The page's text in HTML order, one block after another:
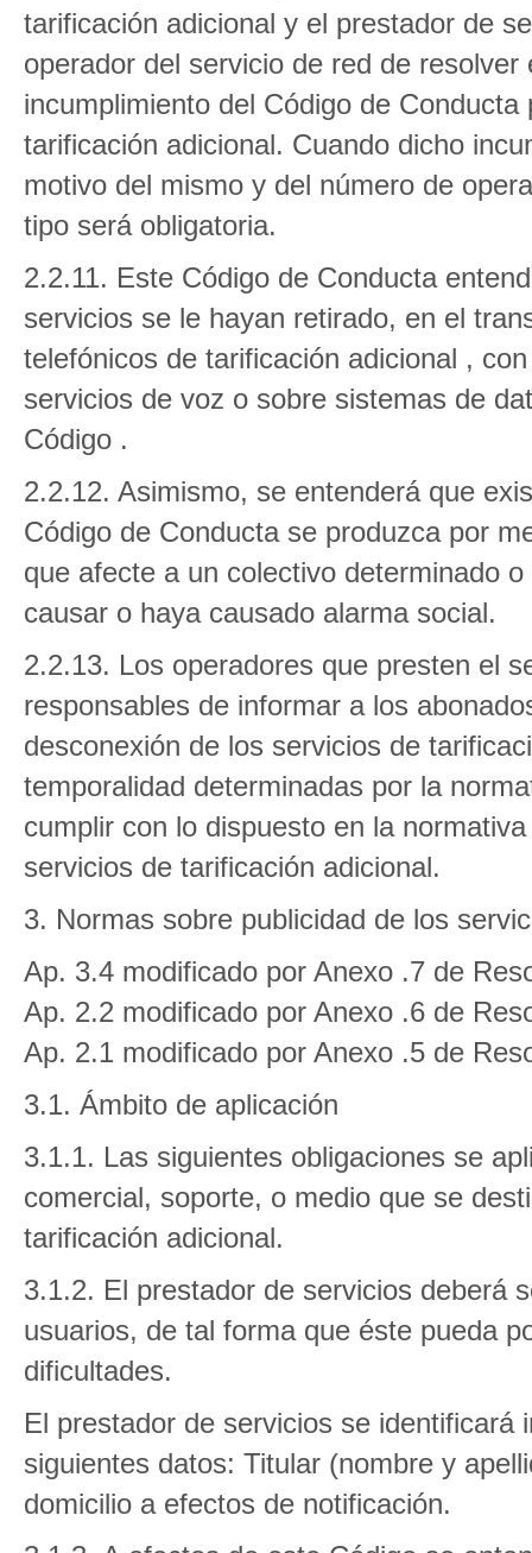
tarificación adicional y el prestador de
operador del servicio de red de
incumplimiento del Código de
tarificación adicional. Cuando dicho
motivo del mismo y del número de
tipo será obligatoria.
2.2.11. Este Código de Conducta
servicios se le hayan retirado, en el
telefónicos de tarificación adicional ,
servicios de voz o sobre sistemas de
Código .
2.2.12. Asimismo, se entenderá que
Código de Conducta se produzca por
que afecte a un colectivo determinado
causar o haya causado alarma social.
2.2.13. Los operadores que presten el
responsables de informar a los
desconexión de los servicios de
temporalidad determinadas por la
cumplir con lo dispuesto en la
servicios de tarificación adicional.
3. Normas sobre publicidad de los
Ap. 3.4 modificado por Anexo .7 de
Ap. 2.2 modificado por Anexo .6 de
Ap. 2.1 modificado por Anexo .5 de
3.1. Ámbito de aplicación
3.1.1. Las siguientes obligaciones se
comercial, soporte, o medio que se
tarificación adicional.
3.1.2. El prestador de servicios deberá
usuarios, de tal forma que éste pueda
dificultades.
El prestador de servicios se
siguientes datos: Titular (nombre y
domicilio a efectos de notificación.